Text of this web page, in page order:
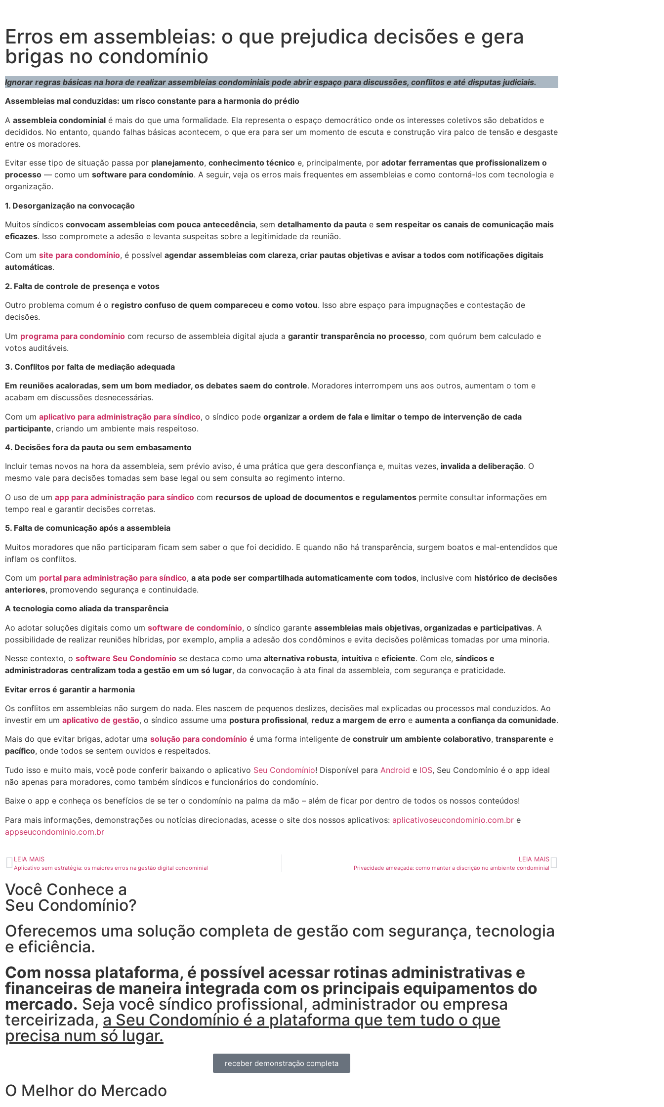
Erros em assembleias: o que prejudica decisões e gera
brigas no condomínio
Ignorar regras básicas na hora de realizar assembleias condominiais pode abrir espaço para discussões, conflitos e até disputas judiciais.
Assembleias mal conduzidas: um risco constante para a harmonia do prédio
A assembleia condominial é mais do que uma formalidade. Ela representa o espaço democrático onde os interesses coletivos são debatidos e
decididos. No entanto, quando falhas básicas acontecem, o que era para ser um momento de escuta e construção vira palco de tensão e desgaste
entre os moradores.
Evitar esse tipo de situação passa por planejamento, conhecimento técnico e, principalmente, por adotar ferramentas que profissionalizem o
processo — como um software para condomínio. A seguir, veja os erros mais frequentes em assembleias e como contorná-los com tecnologia e
organização.
1. Desorganização na convocação
Muitos síndicos convocam assembleias com pouca antecedência, sem detalhamento da pauta e sem respeitar os canais de comunicação mais
eficazes. Isso compromete a adesão e levanta suspeitas sobre a legitimidade da reunião.
Com um site para condomínio, é possível agendar assembleias com clareza, criar pautas objetivas e avisar a todos com notificações digitais
automáticas.
2. Falta de controle de presença e votos
Outro problema comum é o registro confuso de quem compareceu e como votou. Isso abre espaço para impugnações e contestação de
decisões.
Um programa para condomínio com recurso de assembleia digital ajuda a garantir transparência no processo, com quórum bem calculado e
votos auditáveis.
3. Conflitos por falta de mediação adequada
Em reuniões acaloradas, sem um bom mediador, os debates saem do controle. Moradores interrompem uns aos outros, aumentam o tom e
acabam em discussões desnecessárias.
Com um aplicativo para administração para síndico, o síndico pode organizar a ordem de fala e limitar o tempo de intervenção de cada
participante, criando um ambiente mais respeitoso.
4. Decisões fora da pauta ou sem embasamento
Incluir temas novos na hora da assembleia, sem prévio aviso, é uma prática que gera desconfiança e, muitas vezes, invalida a deliberação. O
mesmo vale para decisões tomadas sem base legal ou sem consulta ao regimento interno.
O uso de um app para administração para síndico com recursos de upload de documentos e regulamentos permite consultar informações em
tempo real e garantir decisões corretas.
5. Falta de comunicação após a assembleia
Muitos moradores que não participaram ficam sem saber o que foi decidido. E quando não há transparência, surgem boatos e mal-entendidos que
inflam os conflitos.
Com um portal para administração para síndico, a ata pode ser compartilhada automaticamente com todos, inclusive com histórico de decisões
anteriores, promovendo segurança e continuidade.
A tecnologia como aliada da transparência
Ao adotar soluções digitais como um software de condomínio, o síndico garante assembleias mais objetivas, organizadas e participativas. A
possibilidade de realizar reuniões híbridas, por exemplo, amplia a adesão dos condôminos e evita decisões polêmicas tomadas por uma minoria.
Nesse contexto, o software Seu Condomínio se destaca como uma alternativa robusta, intuitiva e eficiente. Com ele, síndicos e
administradoras centralizam toda a gestão em um só lugar, da convocação à ata final da assembleia, com segurança e praticidade.
Evitar erros é garantir a harmonia
Os conflitos em assembleias não surgem do nada. Eles nascem de pequenos deslizes, decisões mal explicadas ou processos mal conduzidos. Ao
investir em um aplicativo de gestão, o síndico assume uma postura profissional, reduz a margem de erro e aumenta a confiança da comunidade.
Mais do que evitar brigas, adotar uma solução para condomínio é uma forma inteligente de construir um ambiente colaborativo, transparente e
pacífico, onde todos se sentem ouvidos e respeitados.
Tudo isso e muito mais, você pode conferir baixando o aplicativo Seu Condomínio! Disponível para Android e IOS, Seu Condomínio é o app ideal
não apenas para moradores, como também síndicos e funcionários do condomínio.
Baixe o app e conheça os benefícios de se ter o condomínio na palma da mão – além de ficar por dentro de todos os nossos conteúdos!
Para mais informações, demonstrações ou notícias direcionadas, acesse o site dos nossos aplicativos: aplicativoseucondominio.com.br e
appseucondominio.com.br
LEIA MAIS
Aplicativo sem estratégia: os maiores erros na gestão digital condominial
LEIA MAIS
Privacidade ameaçada: como manter a discrição no ambiente condominial
Você Conhece a
Seu Condomínio?
Oferecemos uma solução completa de gestão com segurança, tecnologia
e eficiência.
Com nossa plataforma, é possível acessar rotinas administrativas e
financeiras de maneira integrada com os principais equipamentos do
mercado. Seja você síndico profissional, administrador ou empresa
terceirizada,a Seu Condomínio é a plataforma que tem tudo o que
precisa num só lugar.
receber demonstração completa
O Melhor do Mercado